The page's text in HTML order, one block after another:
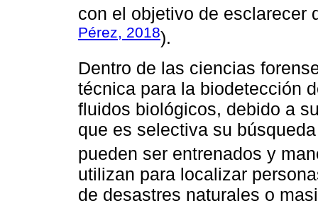
con el objetivo de esclarecer
Pérez, 2018).
Dentro de las ciencias
técnica para la biodetección
fluidos biológicos, debido a
que es selectiva su
pueden ser entrenados y
utilizan para localizar
de desastres naturales o